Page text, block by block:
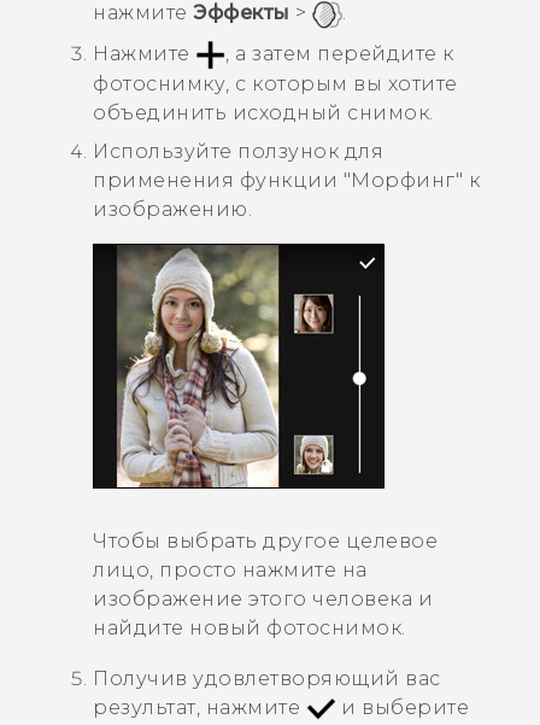
нажмите Эффекты >
.
Нажмите
, а затем перейдите к
фотоснимку, с которым вы хотите
объединить исходный снимок.
Используйте ползунок для
применения функции "‍Морфинг"‍ к
изображению.
Чтобы выбрать другое целевое
лицо, просто нажмите на
изображение этого человека и
найдите новый фотоснимок.
Получив удовлетворяющий вас
результат, нажмите
и выберите